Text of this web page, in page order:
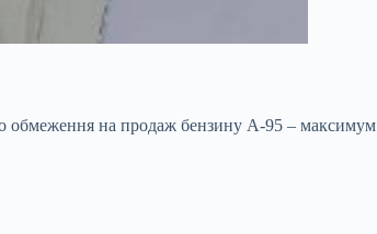
обмеження на продаж бензину А-95 – максимум